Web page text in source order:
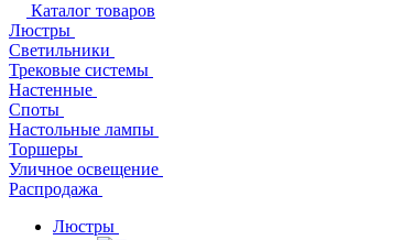
Каталог товаров
Люстры
Светильники
Трековые системы
Настенные
Споты
Настольные лампы
Торшеры
Уличное освещение
Распродажа
Люстры